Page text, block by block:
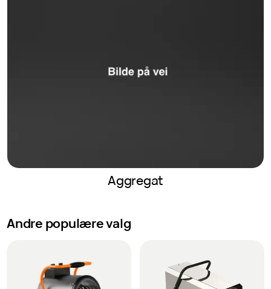
Aggregat
Andre populære valg